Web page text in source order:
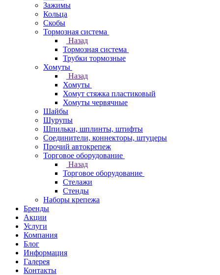
Зажимы
Кольца
Скобы
Тормозная система
Назад
Тормозная система
Трубки тормозные
Хомуты
Назад
Хомуты
Хомут стяжка пластиковый
Хомуты червячные
Шайбы
Шурупы
Шпильки, шплинты, штифты
Соединители, коннекторы, штуцеры
Прочий автокрепеж
Торговое оборудование
Назад
Торговое оборудование
Стелажи
Стенды
Наборы крепежа
Бренды
Акции
Услуги
Компания
Блог
Информация
Галерея
Контакты